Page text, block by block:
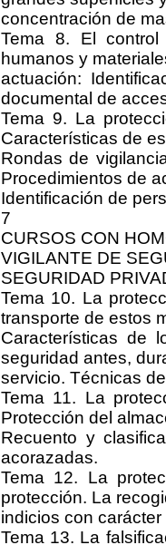
concentración de
Tema 8. El control
humanos y
actuación:
documental de
Tema 9. La
Características de
Rondas de
Procedimientos de
Identificación de
7
CURSOS CON
VIGILANTE DE
SEGURIDAD
Tema 10. La
transporte de estos
Características de
seguridad antes,
servicio. Técnicas
Tema 11. La
Protección del
Recuento y
acorazadas.
Tema 12. La
protección. La
indicios con
Tema 13. La